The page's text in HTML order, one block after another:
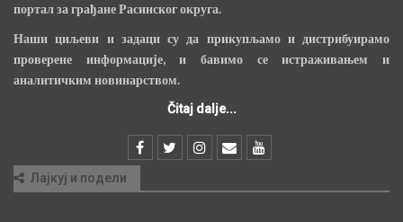
портал за грађане Расинског округа.
Наши циљеви и задаци су да прикупљамо и дистрибуирамо
проверене информације, и бавимо се истраживањем и
аналитичким новинарством.
Čitaj dalje...
Лајкуј и подели